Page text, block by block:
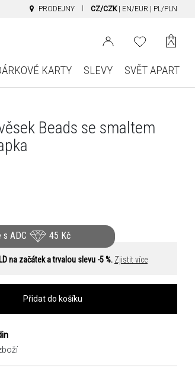
PRODEJNY CZ/CZK EN/EUR PL/PLN
KARTY SLEVY SVĚT APART
Beads se smaltem
ADC 45 Kč
na začátek a trvalou slevu -5 %. Zjistit více
Přidat do košíku